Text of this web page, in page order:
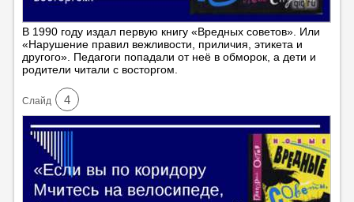
В 1990 году издал первую книгу «Вредных советов». Или
«Нарушение правил вежливости, приличия, этикета и
другого». Педагоги попадали от неё в обморок, а дети и
родители читали с восторгом.
Cлайд 4